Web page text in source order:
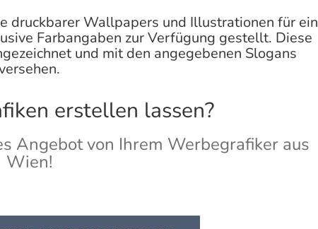
druckbarer Wallpapers und Illustrationen für ein
Farbangaben zur Verfügung gestellt. Diese
und mit den angegebenen Slogans
erstellen lassen?
Angebot von Ihrem Werbegrafiker aus
Wien!